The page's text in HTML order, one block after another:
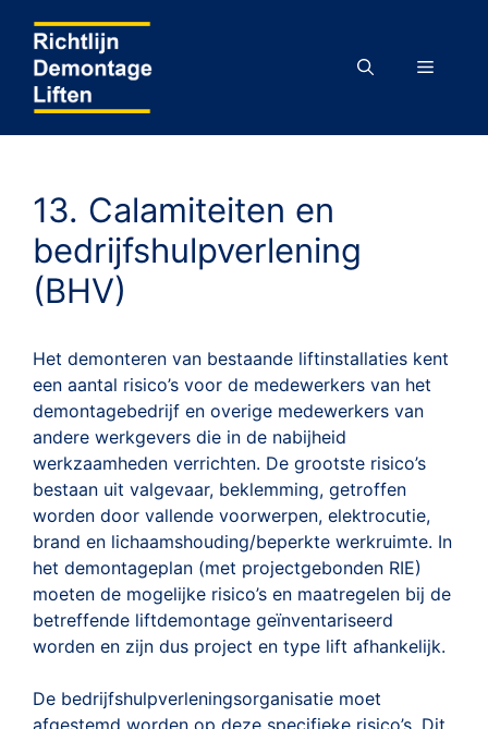
naar
inhoud
MENU
13. Calamiteiten en
bedrijfshulpverlening
(BHV)
Het demonteren van bestaande liftinstallaties kent
een aantal risico’s voor de medewerkers van het
demontagebedrijf en overige medewerkers van
andere werkgevers die in de nabijheid
werkzaamheden verrichten. De grootste risico’s
bestaan uit valgevaar, beklemming, getroffen
worden door vallende voorwerpen, elektrocutie,
brand en lichaamshouding/beperkte werkruimte. In
het demontageplan (met projectgebonden RIE)
moeten de mogelijke risico’s en maatregelen bij de
betreffende liftdemontage geïnventariseerd
worden en zijn dus project en type lift afhankelijk.
De bedrijfshulpverleningsorganisatie moet